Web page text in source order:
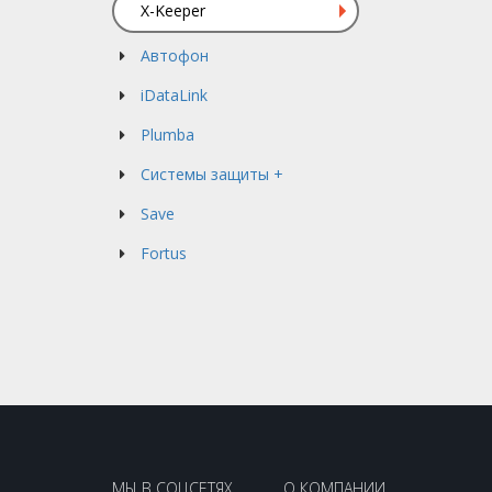
X-Keeper
Автофон
iDataLink
Plumba
Системы защиты +
Save
Fortus